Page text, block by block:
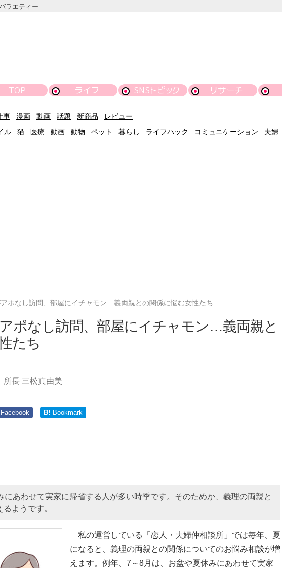
ラエティー
TOP ライフ SNSトピック リサーチ
事 漫画 動画 話題 新商品
レビュー
ル 猫 医療 動画 動物 ペット 暮らし ライフハック コミュニケーション 夫婦
ポなし訪問、部屋にイチャモン…義両親との関係に悩む女性たち
ポなし訪問、部屋にイチャモン…義両親と
たち
所長 三松真由美
Facebook B! Bookmark
にあわせて実家に帰省する人が多い時季です。そのためか、義理の両親と
ようです。
私の運営している「恋人・夫婦仲相談所」では毎年、夏
になると、義理の両親との関係についてのお悩み相談が増
えます。例年、7～8月は、お盆や夏休みにあわせて実家